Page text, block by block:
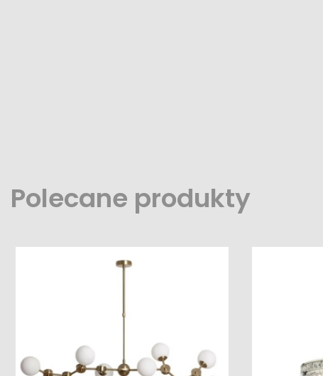
Polecane produkty